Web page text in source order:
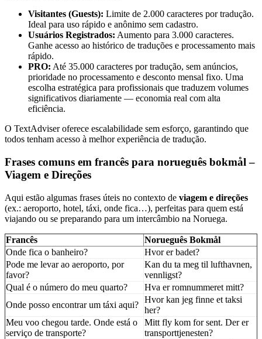
Visitantes (Guests): Limite de 2.000 caracteres por tradução.
Ideal para uso rápido e anônimo sem cadastro.
Usuários Registrados: Aumento para 3.000 caracteres.
Ganhe acesso ao histórico de traduções e processamento mais
rápido.
PRO: Até 35.000 caracteres por tradução, sem anúncios,
prioridade no processamento e desconto mensal fixo. Uma
escolha estratégica para profissionais que traduzem volumes
significativos diariamente — economia real com alta
eficiência.
O TextAdviser oferece escalabilidade sem esforço, garantindo que
todos tenham acesso à melhor experiência de tradução.
Frases comuns em francês para norueguês bokmål –
Viagem e Direções
Aqui estão algumas frases úteis no contexto de viagem e direções
(ex.: aeroporto, hotel, táxi, onde fica…), perfeitas para quem está
viajando ou se preparando para um intercâmbio na Noruega.
Francês
Norueguês Bokmål
Onde fica o banheiro?
Hvor er badet?
Pode me levar ao aeroporto, por
favor?
Kan du ta meg til lufthavnen,
vennligst?
Qual é o número do meu quarto?
Hva er romnummeret mitt?
Onde posso encontrar um táxi aqui?
Hvor kan jeg finne et taksi
her?
Meu voo chegou tarde. Onde está o
serviço de transporte?
Mitt fly kom for sent. Der er
transporttjenesten?